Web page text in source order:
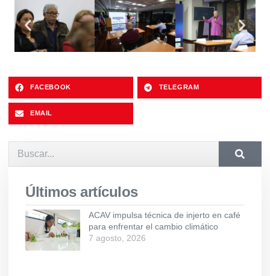
FACEBOOK TELEGRAM
EMAIL
Últimos artículos
ACAV impulsa técnica de injerto en café
para enfrentar el cambio climático
7 agosto, 2026